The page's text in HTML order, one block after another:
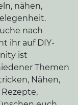
nähen,
nach
ihr auf DIY-
ist
Themen
Nähen,